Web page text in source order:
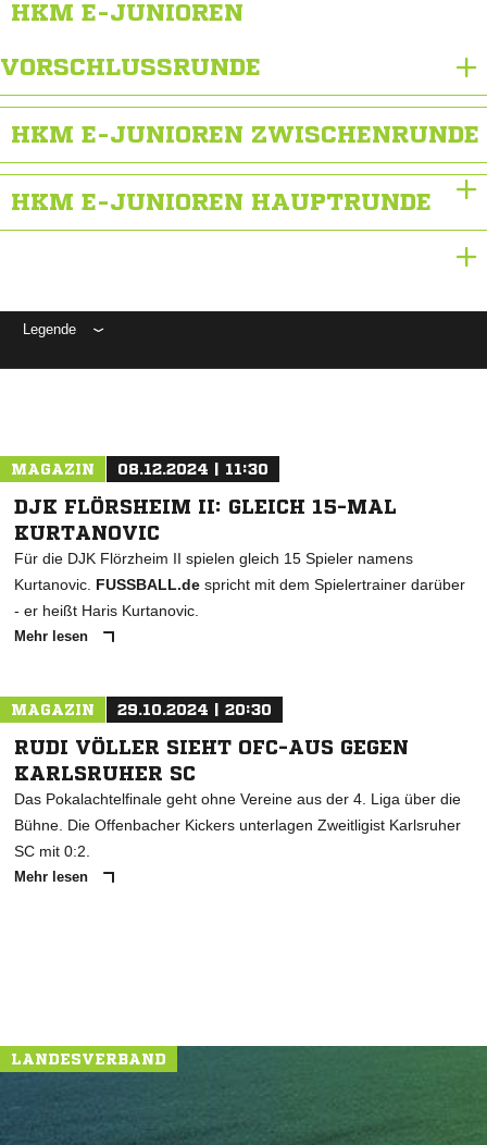
HKM E-JUNIOREN
VORSCHLUSSRUNDE
HKM E-JUNIOREN ZWISCHENRUNDE
HKM E-JUNIOREN HAUPTRUNDE
Legende
MAGAZIN 08.12.2024 | 11:30
DJK FLÖRSHEIM II: GLEICH 15-MAL
KURTANOVIC
Für die DJK Flörzheim II spielen gleich 15 Spieler namens
Kurtanovic. FUSSBALL.de spricht mit dem Spielertrainer darüber
- er heißt Haris Kurtanovic.
Mehr lesen
MAGAZIN 29.10.2024 | 20:30
RUDI VÖLLER SIEHT OFC-AUS GEGEN
KARLSRUHER SC
Das Pokalachtelfinale geht ohne Vereine aus der 4. Liga über die
Bühne. Die Offenbacher Kickers unterlagen Zweitligist Karlsruher
SC mit 0:2.
Mehr lesen
LANDESVERBAND